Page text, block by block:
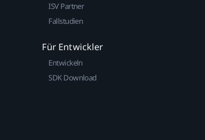
ISV Partner
Fallstudien
Für Entwickler
Entwickeln
SDK Download